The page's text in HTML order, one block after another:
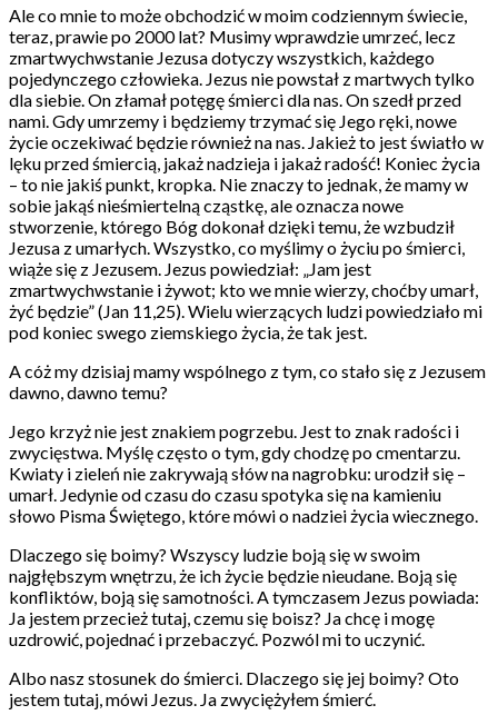
Ale co mnie to może obchodzić w moim codziennym świecie,
teraz, prawie po 2000 lat? Musimy wprawdzie umrzeć, lecz
zmartwychwstanie Jezusa dotyczy wszystkich, każdego
pojedynczego człowieka. Jezus nie powstał z martwych tylko
dla siebie. On złamał potęgę śmierci dla nas. On szedł przed
nami. Gdy umrzemy i będziemy trzymać się Jego ręki, nowe
życie oczekiwać będzie również na nas. Jakież to jest światło w
lęku przed śmiercią, jakaż nadzieja i jakaż radość! Koniec życia
– to nie jakiś punkt, kropka. Nie znaczy to jednak, że mamy w
sobie jakąś nieśmiertelną cząstkę, ale oznacza nowe
stworzenie, którego Bóg dokonał dzięki temu, że wzbudził
Jezusa z umarłych. Wszystko, co myślimy o życiu po śmierci,
wiąże się z Jezusem. Jezus powiedział: „Jam jest
zmartwychwstanie i żywot; kto we mnie wierzy, choćby umarł,
żyć będzie” (Jan 11,25). Wielu wierzących ludzi powiedziało mi
pod koniec swego ziemskiego życia, że tak jest.
A cóż my dzisiaj mamy wspólnego z tym, co stało się z Jezusem
dawno, dawno temu?
Jego krzyż nie jest znakiem pogrzebu. Jest to znak radości i
zwycięstwa. Myślę często o tym, gdy chodzę po cmentarzu.
Kwiaty i zieleń nie zakrywają słów na nagrobku: urodził się –
umarł. Jedynie od czasu do czasu spotyka się na kamieniu
słowo Pisma Świętego, które mówi o nadziei życia wiecznego.
Dlaczego się boimy? Wszyscy ludzie boją się w swoim
najgłębszym wnętrzu, że ich życie będzie nieudane. Boją się
konfliktów, boją się samotności. A tymczasem Jezus powiada:
Ja jestem przecież tutaj, czemu się boisz? Ja chcę i mogę
uzdrowić, pojednać i przebaczyć. Pozwól mi to uczynić.
Albo nasz stosunek do śmierci. Dlaczego się jej boimy? Oto
jestem tutaj, mówi Jezus. Ja zwyciężyłem śmierć.